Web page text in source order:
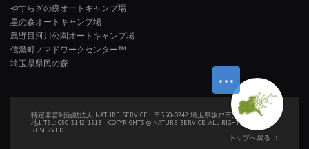
やすらぎの森オートキャンプ場
星の森オートキャンプ場
鳥野目河川公園オートキャンプ場
信濃町ノマドワークセンター™
埼玉県県民の森
特定非営利活動法人 NATURE SERVICE 〒350-0242 埼玉県坂戸市大字厚川126番
地1 TEL: 050-3142-1518 COPYRIGHTS © NATURE SERVICE. ALL RIGHTS
RESERVED.
トップへ戻る